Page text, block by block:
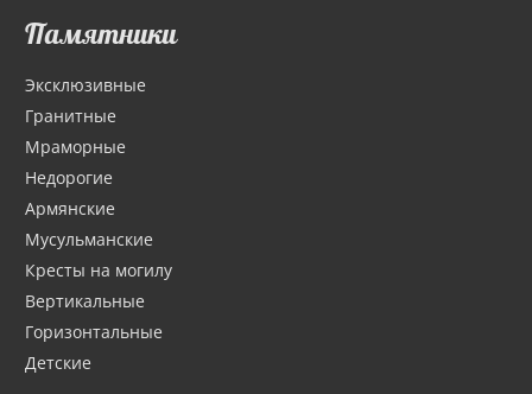
Памятники
Эксклюзивные
Гранитные
Мраморные
Недорогие
Армянские
Мусульманские
Кресты на могилу
Вертикальные
Горизонтальные
Детские